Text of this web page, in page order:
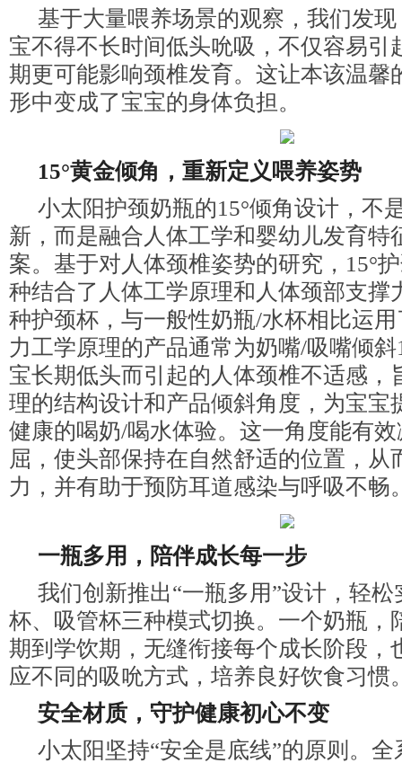
基于大量喂养场景的观察，我们发
宝不得不长时间低头吮吸，不仅容易引
期更可能影响颈椎发育。这让本该温馨
形中变成了宝宝的身体负担。
15°黄金倾角，重新定义喂养姿势
小太阳护颈奶瓶的15°倾角设计，不
新，而是融合人体工学和婴幼儿发育特
案。基于对人体颈椎姿势的研究，15°
种结合了人体工学原理和人体颈部支撑
种护颈杯，与一般性奶瓶/水杯相比运
力工学原理的产品通常为奶嘴/吸嘴倾斜
宝长期低头而引起的人体颈椎不适感，
理的结构设计和产品倾斜角度，为宝宝
健康的喝奶/喝水体验。这一角度能有
屈，使头部保持在自然舒适的位置，从
力，并有助于预防耳道感染与呼吸不畅
一瓶多用，陪伴成长每一步
我们创新推出“一瓶多用”设计，轻
杯、吸管杯三种模式切换。一个奶瓶，
期到学饮期，无缝衔接每个成长阶段，
应不同的吸吮方式，培养良好饮食习惯
安全材质，守护健康初心不变
小太阳坚持“安全是底线”的原则。